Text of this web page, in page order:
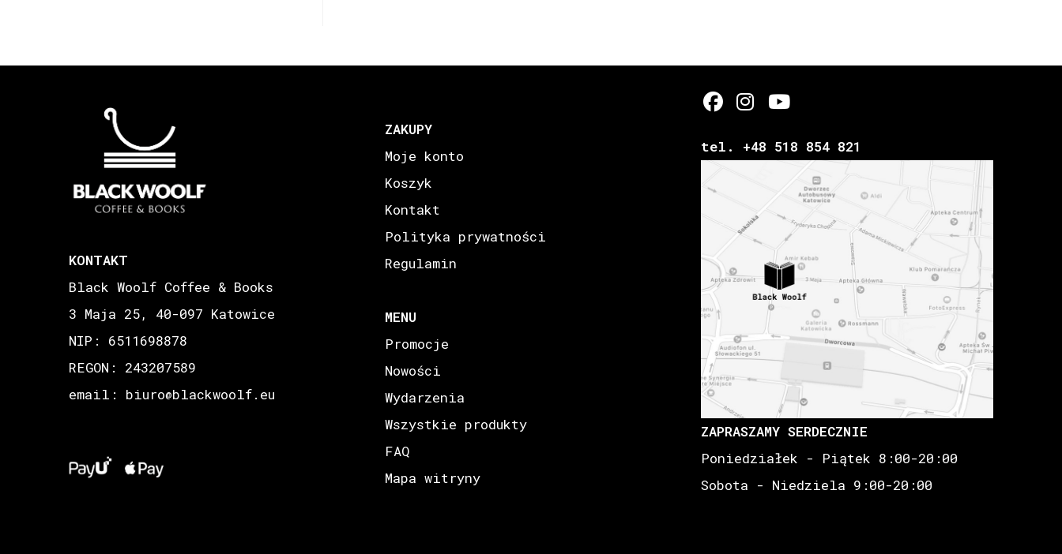
KONTAKT
Black Woolf Coffee & Books
3 Maja 25, 40-097 Katowice
NIP: 6511698878
REGON: 243207589
email: biuro@blackwoolf.eu
ZAKUPY
Moje konto
Koszyk
Kontakt
Polityka prywatności
Regulamin
MENU
Promocje
Nowości
Wydarzenia
Wszystkie produkty
FAQ
Mapa witryny
tel. +48 518 854 821
ZAPRASZAMY SERDECZNIE
Poniedziałek - Piątek 8:00-20:00
Sobota - Niedziela 9:00-20:00